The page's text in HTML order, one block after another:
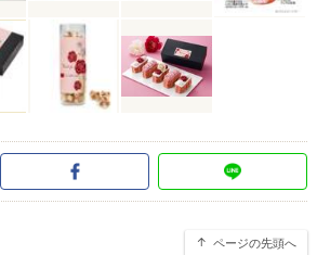
ページの先頭へ